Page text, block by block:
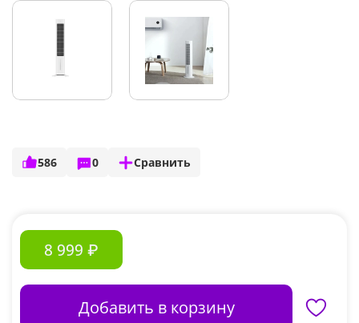
586 0 Сравнить
8 999 ₽
Добавить в корзину